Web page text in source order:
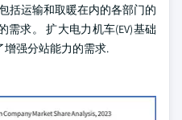
括运输和取暖在内的各部门的
求。 扩大电力机车(EV)基础
强分站能力的需求.